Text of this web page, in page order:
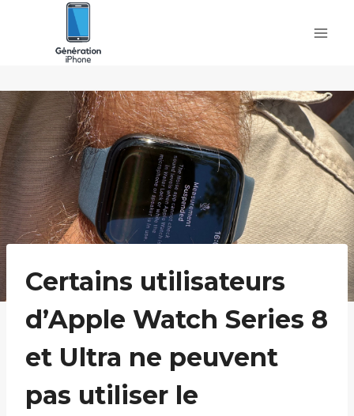
Certains utilisateurs
d’Apple Watch Series 8
et Ultra ne peuvent
pas utiliser le